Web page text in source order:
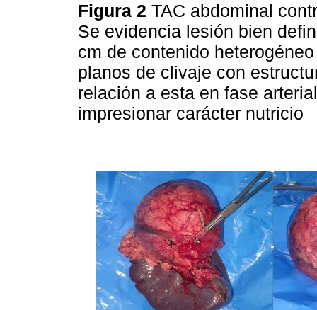
Figura 2 TAC abdominal
Se evidencia lesión bien
cm de contenido
planos de clivaje con
relación a esta en fase
impresionar carácter nutricio